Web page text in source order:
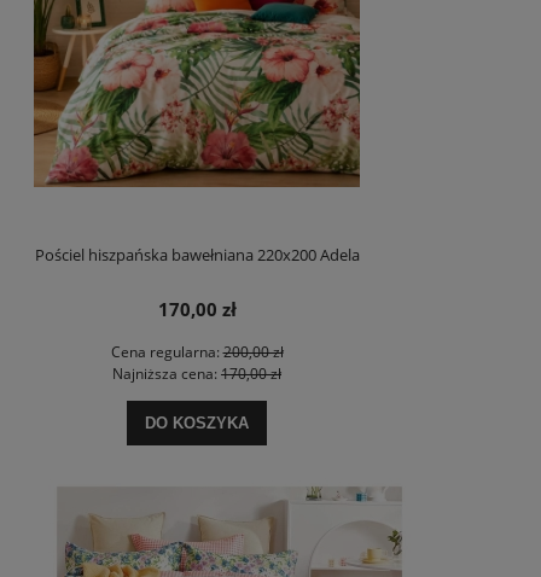
Pościel hiszpańska bawełniana 220x200 Adela
170,00 zł
Cena regularna:200,00 zł
Najniższa cena: 170,00 zł
DO KOSZYKA